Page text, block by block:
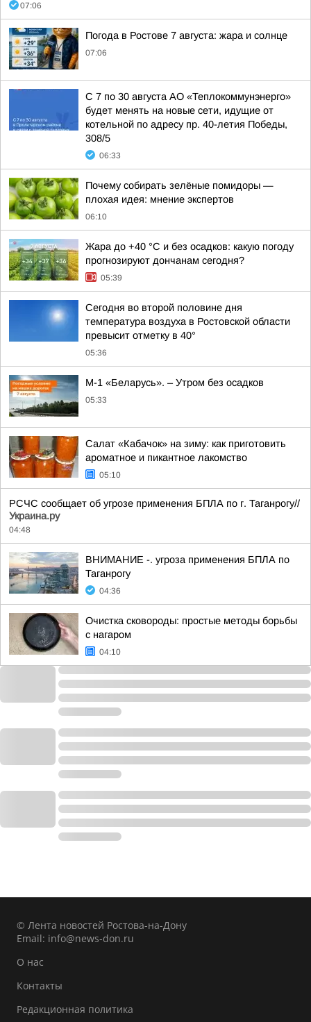
07:06
Погода в Ростове 7 августа: жара и солнце
07:06
С 7 по 30 августа АО «Теплокоммунэнерго»
будет менять на новые сети, идущие от
котельной по адресу пр. 40-летия Победы,
308/5
06:33
Почему собирать зелёные помидоры —
плохая идея: мнение экспертов
06:10
Жара до +40 °С и без осадков: какую погоду
прогнозируют дончанам сегодня?
05:39
Сегодня во второй половине дня
температура воздуха в Ростовской области
превысит отметку в 40°
05:36
М-1 «Беларусь». – Утром без осадков
05:33
Салат «Кабачок» на зиму: как приготовить
ароматное и пикантное лакомство
05:10
РСЧС сообщает об угрозе применения БПЛА по г. Таганрогу//
Украина.ру
04:48
ВНИМАНИЕ -. угроза применения БПЛА по
Таганрогу
04:36
Очистка сковороды: простые методы борьбы
с нагаром
04:10
© Лента новостей Ростова-на-Дону
Email: info@news-don.ru
О нас
Контакты
Редакционная политика